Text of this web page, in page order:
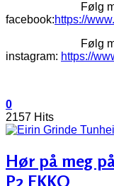
Følg
facebook:https://
Følg
instagram: https://
0
2157 Hits
Hør på meg
P2 EKKO